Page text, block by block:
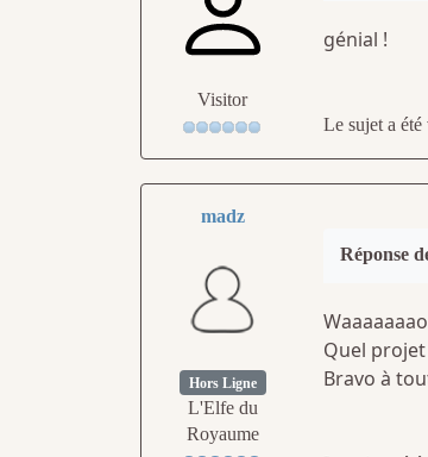
Visitor
génial !
Le sujet a
madz
Hors Ligne
L'Elfe du
Royaume
Réponse
Quel
Bravo à